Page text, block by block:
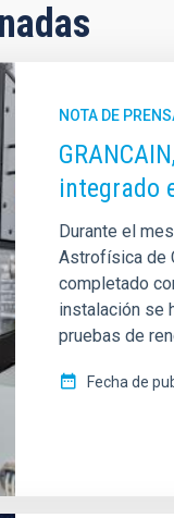
NOTA DE
integrado
Durante el
Astrofísica de
completado
instalación se
pruebas de
Fecha de